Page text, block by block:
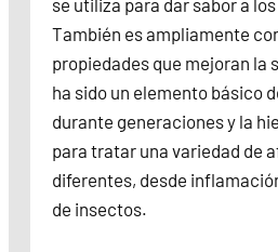
se utiliza para dar sabor a
También es ampliamente
propiedades que mejoran la
ha sido un elemento básico
durante generaciones y la
para tratar una variedad de
diferentes, desde
de insectos.